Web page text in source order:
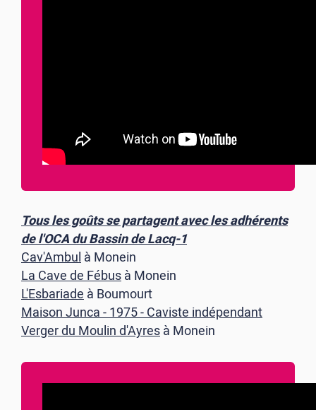
Tous les goûts se partagent avec les adhérents
de l'OCA du Bassin de Lacq-1
Cav'Ambulà Monein
La Cave de Fébusà Monein
L'Esbariadeà Boumourt
Maison Junca - 1975 - Caviste indépendant
Verger du Moulin d'Ayresà Monein